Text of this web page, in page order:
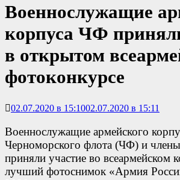
Военнослужащие
корпуса ЧФ
в открытом
фотоконкурсе
02.07.2020 в 15:1002.07.2020 в 15:11
Военнослужащие армейского
Черноморского флота (ЧФ) и
приняли участие во всеармейском
лучший фотоснимок «Армия